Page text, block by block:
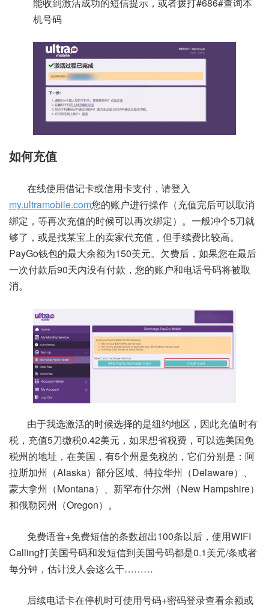
机号码
如何充值
在线使用借记卡或信用卡支付，请登入
my.ultramobile.com您的账户进行操作（充值完后可以取消
绑定，等再次充值的时候可以再次绑定）。一般冲个5刀就
够了，或是找某宝上的卖家代充值，但手续费比较高。
PayGo钱包的最大余额为150美元。欠费后，如果您在最后
一次付款后90天内没有付款，您的账户和电话号码将被取
消。
由于我选激活的时候选择的是纽约地区，因此充值时有
税，充值5刀缴税0.42美元，如果想省税费，可以选美国免
税州的地址，在美国，有5个州是免税的，它们分别是：阿
拉斯加州（Alaska）部分区域、特拉华州（Delaware）、
蒙大拿州（Montana）、新罕布什尔州（New Hampshire）
和俄勒冈州（Oregon）。
免费语音+免费短信的条数超出100条以后，使用WIFI
Calling打美国号码和发短信到美国号码都是0.1美元/条或者
每分钟，估计没人会这么干………
后续电话卡在停机时可使用号码+密码登录查看余额或